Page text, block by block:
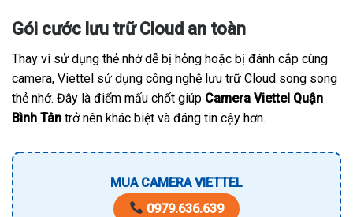
Gói cước lưu trữ Cloud an toàn
Thay vì sử dụng thẻ nhớ dễ bị hỏng hoặc bị đánh cắp cùng
camera, Viettel sử dụng công nghệ lưu trữ Cloud song song
thẻ nhớ. Đây là điểm mấu chốt giúp Camera Viettel Quận
Bình Tân trở nên khác biệt và đáng tin cậy hơn.
MUA CAMERA VIETTEL
0979.636.639